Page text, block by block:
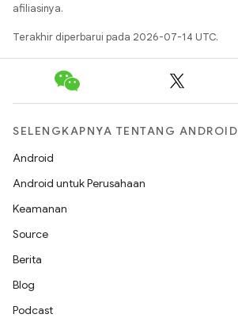
afiliasinya.
Terakhir diperbarui pada 2026-07-14 UTC.
SELENGKAPNYA TENTANG ANDROID
Android
Android untuk Perusahaan
Keamanan
Source
Berita
Blog
Podcast